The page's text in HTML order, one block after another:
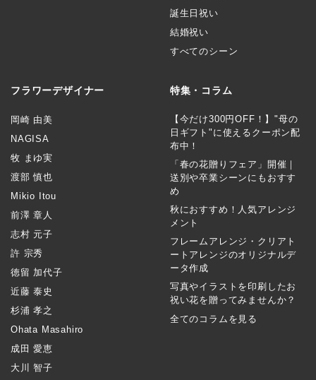
誕生日祝い
結婚祝い
すべてのシーン
フラワーデザイナー
岡崎 由美
NAGISA
牧 まゆ実
渡部 慎也
Mikio Itou
前澤 章人
志村 元子
許 宗秀
徳留 加代子
近藤 泰史
杉浦 孝之
Ohata Masahiro
成田 愛恵
大川 智子
特集・コラム
【今だけ300円OFF！】"母の
日ギフト"に使えるクーポン配
布中！
「春の花贈りフェア」開催｜
送別や卒業シーンにもおすす
め
秋におすすめ！人気アレンジ
メント
フレームアレンジ・クリアト
ートアレンジのオリジナルデ
ータ作成
写真やイラストを印刷したお
祝い花を贈ってみませんか？
全てのコラムを見る